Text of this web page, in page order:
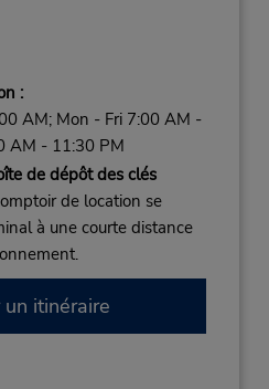
:
AM; Mon - Fri 7:00 AM -
AM - 11:30 PM
de dépôt des clés
de location se
à une courte distance
itinéraire